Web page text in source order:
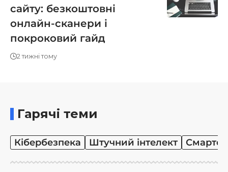
сайту: безкоштовні
онлайн-сканери і
покроковий гайд
2 тижні тому
Гарячі теми
Кібербезпека Штучний інтелект